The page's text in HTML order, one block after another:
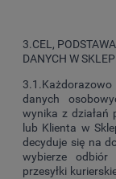
3.CEL,
DANYCH W
danych
wynika z działań
lub Klienta w
decyduje się na
wybierze odbiór
przesyłki